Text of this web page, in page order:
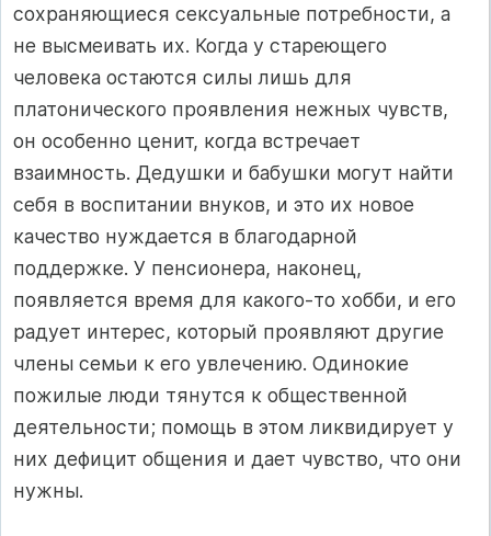
сохраняющиеся сексуальные потребности, а
не высмеивать их. Когда у стареющего
человека остаются силы лишь для
платонического проявления нежных чувств,
он особенно ценит, когда встречает
взаимность. Дедушки и бабушки могут найти
себя в воспитании внуков, и это их новое
качество нуждается в благодарной
поддержке. У пенсионера, наконец,
появляется время для какого-то хобби, и его
радует интерес, который проявляют другие
члены семьи к его увлечению. Одинокие
пожилые люди тянутся к общественной
деятельности; помощь в этом ликвидирует у
них дефицит общения и дает чувство, что они
нужны.